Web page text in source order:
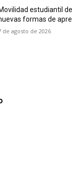
estudiantil
formas de
de agosto de 2026